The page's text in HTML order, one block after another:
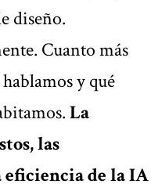
diseño.
Cuanto más
y qué
La
las
eficiencia de la IA